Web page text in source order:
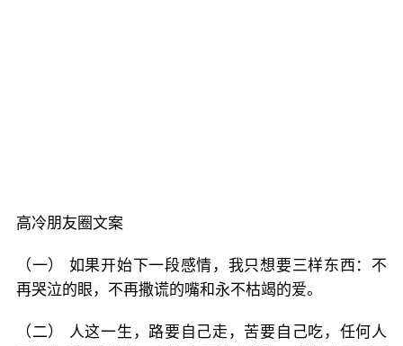
高冷朋友圈文案
（一） 如果开始下一段感情，我只想要三样东西：不
再哭泣的眼，不再撒谎的嘴和永不枯竭的爱。
（二） 人这一生，路要自己走，苦要自己吃，任何人